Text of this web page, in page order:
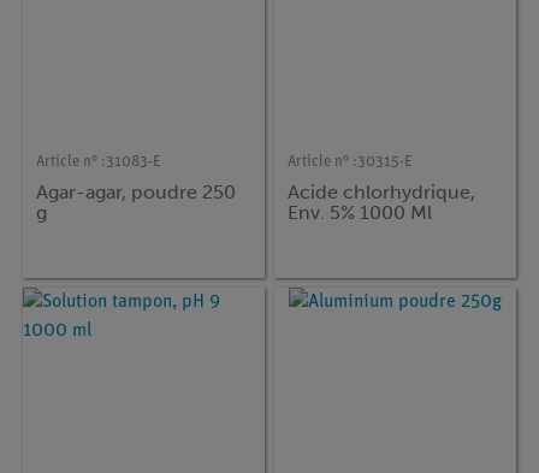
Article n° :31083-E
Agar-agar, poudre 250
g
Article n° :30315-E
Acide chlorhydrique,
Env. 5% 1000 Ml